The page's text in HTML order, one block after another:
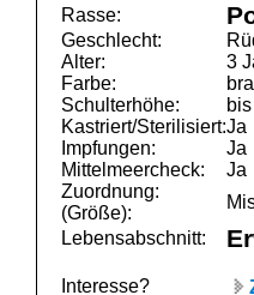
Rasse:
Geschlecht:
Alter:
3
Farbe:
Schulterhöhe:
Kastriert/Sterilisiert:Ja
Impfungen:
Ja
Mittelmeercheck:
Ja
Zuordnung:
(Größe):
Lebensabschnitt:
Interesse?